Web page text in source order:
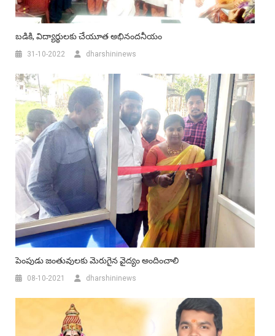
బడికి, విద్యార్థులకు చేయూత అభినందనీయం
31-10-2022 dharshininews
పెంపుడు జంతువుల‌కు మెరుగైన వైద్యం అందించాలి
08-10-2021 dharshininews